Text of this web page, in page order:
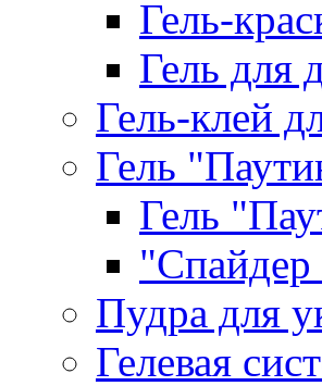
Гель-
Гель для
Гель-клей
Гель
Гель
"Спайдер
Пудра для
Гелевая